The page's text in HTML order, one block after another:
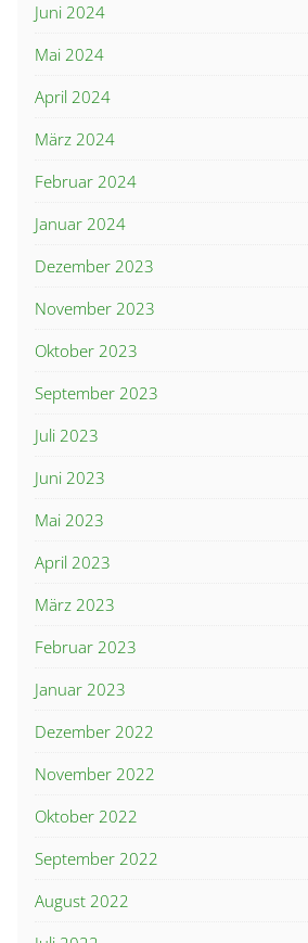
Juni 2024
Mai 2024
April 2024
März 2024
Februar 2024
Januar 2024
Dezember 2023
November 2023
Oktober 2023
September 2023
Juli 2023
Juni 2023
Mai 2023
April 2023
März 2023
Februar 2023
Januar 2023
Dezember 2022
November 2022
Oktober 2022
September 2022
August 2022